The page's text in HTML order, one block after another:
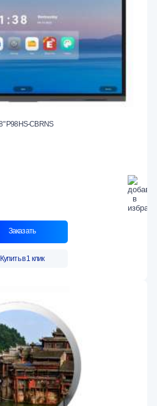
P98HS-CBRNS
Заказать
Купить в 1 клик